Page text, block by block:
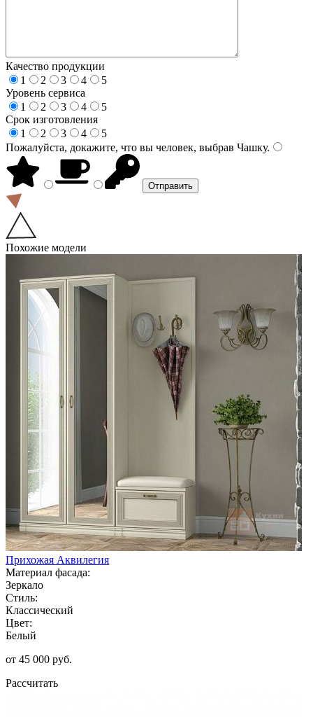
Качество продукции
1
2 3 4
5
Уровень сервиса
1
2 3 4
5
Срок изготовления
1
2 3 4
5
Пожалуйста, докажите, что вы человек, выбрав Чашку.
Похожие модели
Прихожая Аквилегия
Материал фасада:
Зеркало
Стиль:
Классический
Цвет:
Белый
от 45 000 руб.
Рассчитать